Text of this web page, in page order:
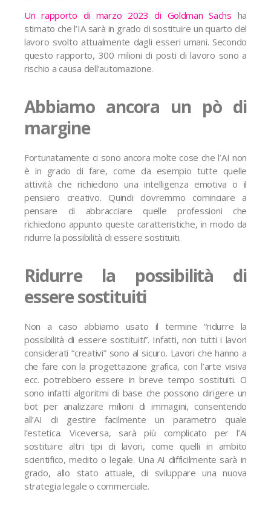
Un rapporto di marzo 2023 di Goldman Sachs ha
stimato che l’IA sarà in grado di sostituire un quarto del
lavoro svolto attualmente dagli esseri umani. Secondo
questo rapporto, 300 milioni di posti di lavoro sono a
rischio a causa dell’automazione.
Abbiamo ancora un pò di
margine
Fortunatamente ci sono ancora molte cose che l’AI non
è in grado di fare, come da esempio tutte quelle
attività che richiedono una intelligenza emotiva o il
pensiero creativo. Quindi dovremmo cominciare a
pensare di abbracciare quelle professioni che
richiedono appunto queste caratteristiche, in modo da
ridurre la possibilità di essere sostituiti.
Ridurre la possibilità di
essere sostituiti
Non a caso abbiamo usato il termine “ridurre la
possibilità di essere sostituiti”. Infatti, non tutti i lavori
considerati “creativi” sono al sicuro. Lavori che hanno a
che fare con la progettazione grafica, con l’arte visiva
ecc. potrebbero essere in breve tempo sostituiti. Ci
sono infatti algoritmi di base che possono dirigere un
bot per analizzare milioni di immagini, consentendo
all’AI di gestire facilmente un parametro quale
l’estetica. Viceversa, sarà più complicato per l’Ai
sostituire altri tipi di lavori, come quelli in ambito
scientifico, medito o legale. Una AI difficilmente sarà in
grado, allo stato attuale, di sviluppare una nuova
strategia legale o commerciale.